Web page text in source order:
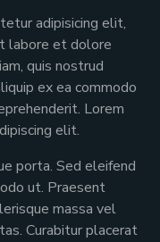
adipisicing elit,
labore et dolore
quis nostrud
ex ea commodo
Lorem
elit.
porta. Sed eleifend
ut. Praesent
massa vel
Curabitur placerat